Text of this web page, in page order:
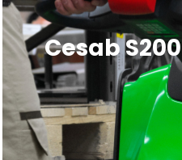
Cesab S200